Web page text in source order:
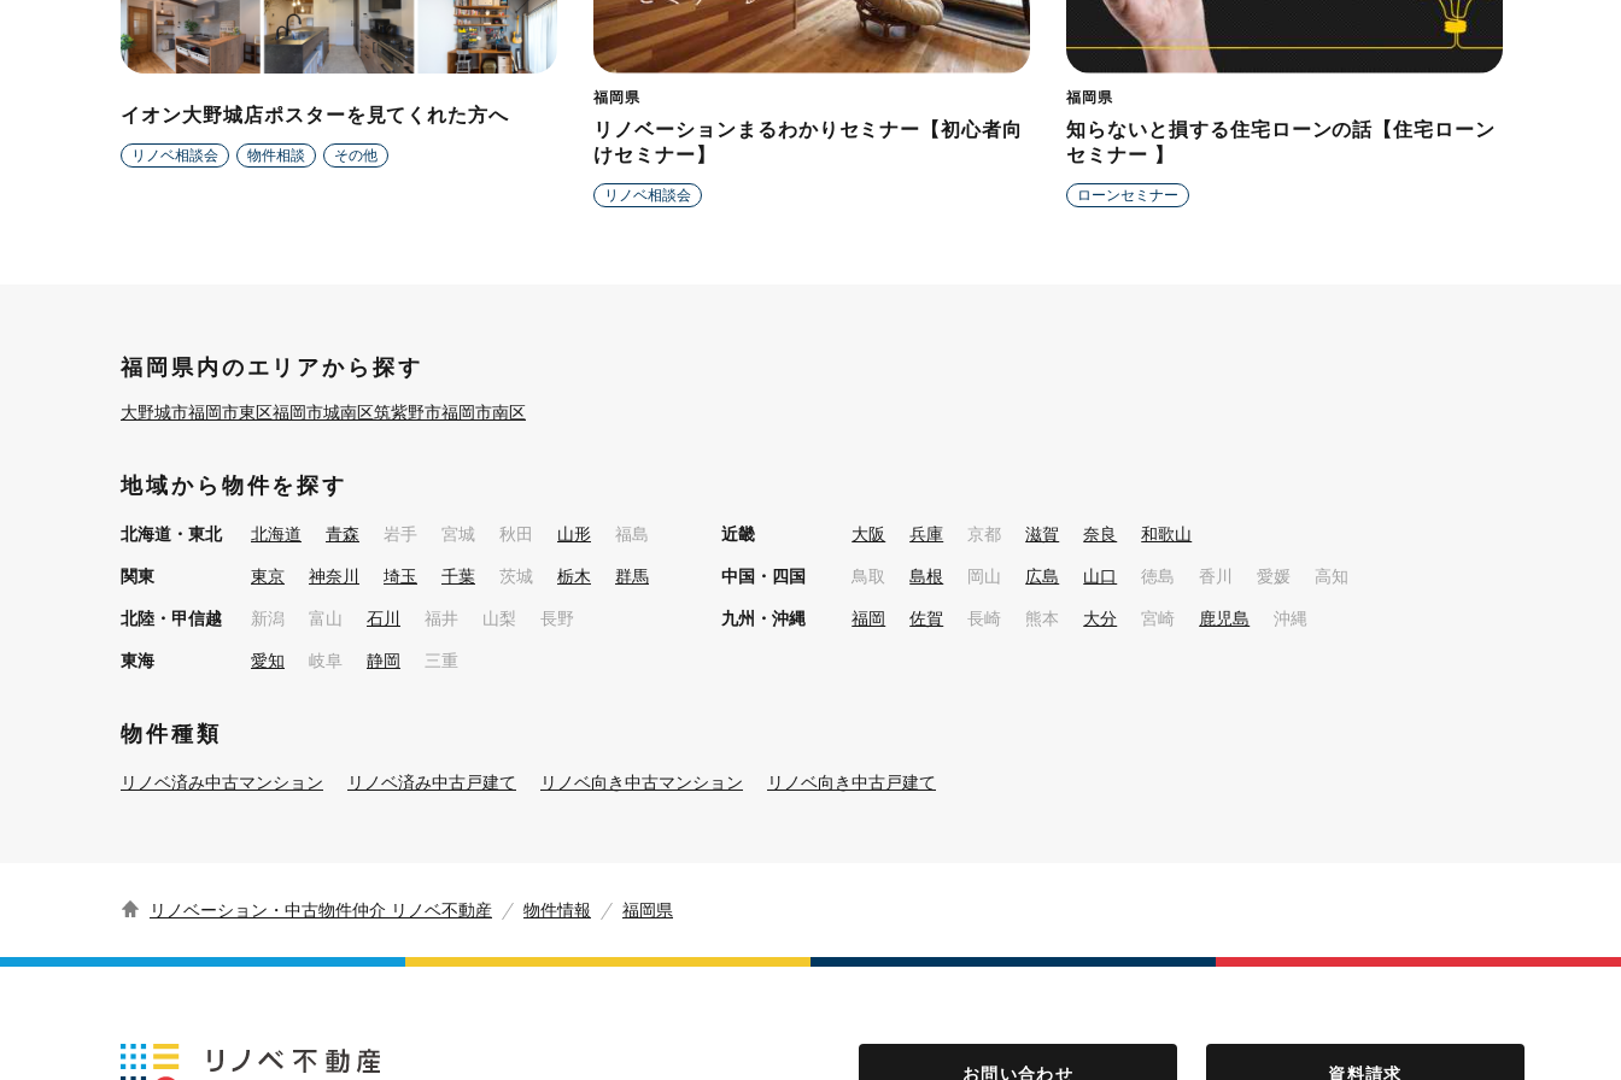
イオン大野城店ポスターを見てくれた方へ
リノベ相談会 物件相談 その他
福岡県
リノベーションまるわかりセミナー【初心者向
けセミナー】
リノベ相談会
福岡県
知らないと損する住宅ローンの話【住宅ローン
セミナー 】
ローンセミナー
福岡県内のエリアから探す
大野城市福岡市東区福岡市城南区筑紫野市福岡市南区
地域から物件を探す
北海道・東北 北海道 青森 岩手 宮城 秋田 山形 福島
関東 東京 神奈川 埼玉 千葉 茨城 栃木 群馬
北陸・甲信越 新潟 富山 石川 福井 山梨 長野
東海 愛知 岐阜 静岡 三重
近畿 大阪 兵庫 京都 滋賀 奈良 和歌山
中国・四国 鳥取 島根 岡山 広島 山口 徳島 香川 愛媛 高知
九州・沖縄 福岡 佐賀 長崎 熊本 大分 宮崎 鹿児島 沖縄
物件種類
リノベ済み中古マンション リノベ済み中古戸建て リノベ向き中古マンション リノベ向き中古戸建て
リノベーション・中古物件仲介 リノベ不動産 物件情報 福岡県
お問い合わせ 資料請求